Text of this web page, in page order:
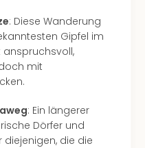
: Diese Wanderung
Gipfel im
anspruchsvoll,
mit
: Ein längerer
Dörfer und
diejenigen, die die